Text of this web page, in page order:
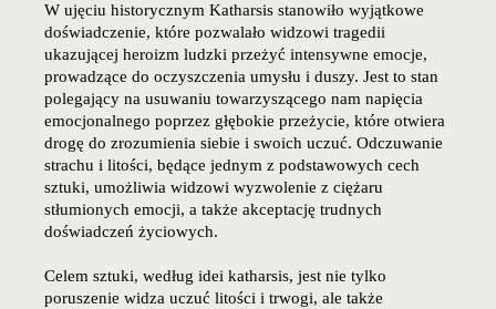
W ujęciu historycznym Katharsis stanowiło wyjątkowe
doświadczenie, które pozwalało widzowi tragedii
ukazującej heroizm ludzki przeżyć intensywne emocje,
prowadzące do oczyszczenia umysłu i duszy. Jest to stan
polegający na usuwaniu towarzyszącego nam napięcia
emocjonalnego poprzez głębokie przeżycie, które otwiera
drogę do zrozumienia siebie i swoich uczuć. Odczuwanie
strachu i litości, będące jednym z podstawowych cech
sztuki, umożliwia widzowi wyzwolenie z ciężaru
stłumionych emocji, a także akceptację trudnych
doświadczeń życiowych.
Celem sztuki, według idei katharsis, jest nie tylko
poruszenie widza uczuć litości i trwogi, ale także